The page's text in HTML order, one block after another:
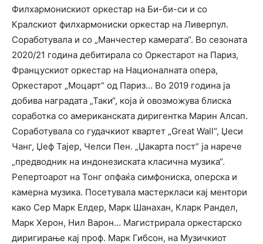
Филхармонискиот оркестар на Би-би-си и со
Кралскиот филхармониски оркестар на Ливерпул.
Соработувала и со „Манчестер камерата“. Во сезоната
2020/21 година дебитирала со Оркестарот на Париз,
Францускиот оркестар на Националната опера,
Оркестарот „Моцарт“ од Париз… Во 2019 година ја
добива наградата „Таки“, која ѝ овозможува блиска
соработка со американската диригентка Марин Алсап.
Соработувала со гудачкиот квартет „Great Wall“, Џеси
Чанг, Џеф Тајер, Челси Пен. „Џакарта пост“ ја нарече
„предводник на индонезиската класична музика“.
Репертоарот на Тонг опфаќа симфониска, оперска и
камерна музика. Посетувала мастеркласи кај ментори
како Сер Марк Елдер, Марк Шанахан, Кларк Рандел,
Марк Херон, Нил Варон… Магистрирала оркестарско
диригирање кај проф. Марк Гибсон, на Музичкиот